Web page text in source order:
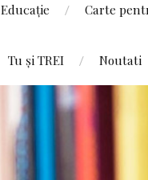
Educație Carte
Tu și TREI Noutati